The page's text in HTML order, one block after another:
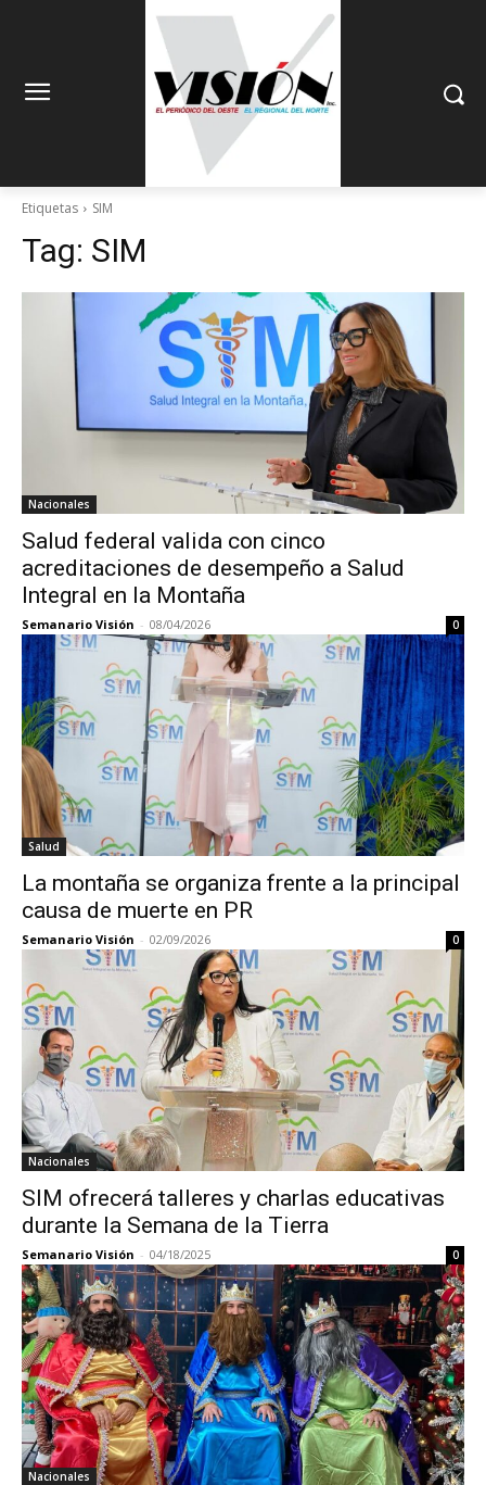
Etiquetas SIM
Tag: SIM
Nacionales
Salud federal valida con cinco
acreditaciones de desempeño a Salud
Integral en la Montaña
Semanario Visión - 08/04/2026 0
Salud
La montaña se organiza frente a la principal
causa de muerte en PR
Semanario Visión - 02/09/2026 0
Nacionales
SIM ofrecerá talleres y charlas educativas
durante la Semana de la Tierra
Semanario Visión - 04/18/2025 0
Nacionales